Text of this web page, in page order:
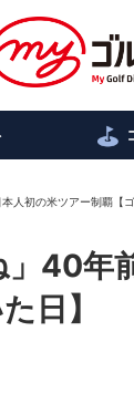
人初の米ツアー制覇【
」40年
日】